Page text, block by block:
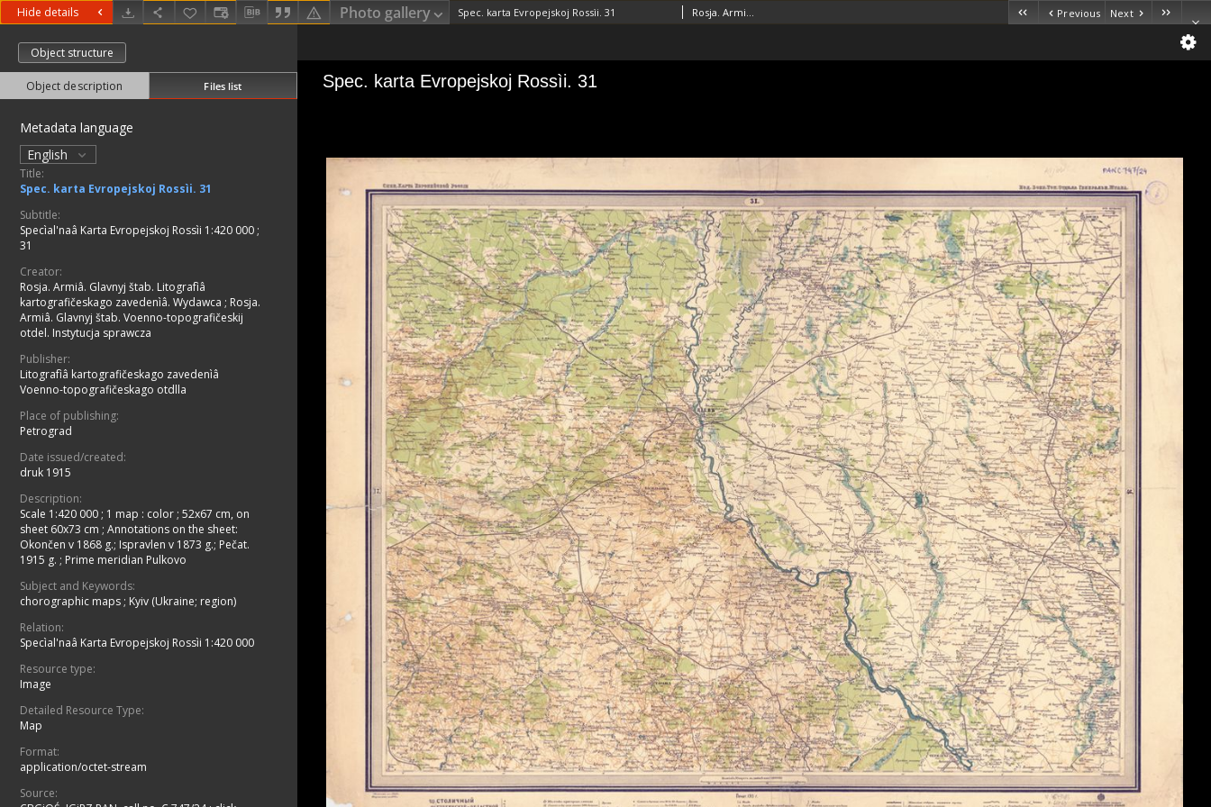
Hide details Photo gallery Spec. karta Evropejskoj Rossìi. 31 Rosja. Armiâ. Glavnyj štab. Litografìâ kartografičeskago zavedenìâ. WydawcaRosja. Armiâ. Glavnyj štab. Voenno-topografičeskij otdel. Instytucja sprawcza Previous Next
Object structure
Object description Files list
Metadata language
English
Title:
Spec. karta Evropejskoj Rossìi. 31
Subtitle:
Specìal'naâ Karta Evropejskoj Rossìi 1:420 000 ;
31
Creator:
Rosja. Armiâ. Glavnyj štab. Litografìâ
kartografičeskago zavedenìâ. Wydawca ; Rosja.
Armiâ. Glavnyj štab. Voenno-topografičeskij
otdel. Instytucja sprawcza
Publisher:
Litografìâ kartografičeskago zavedenìâ
Voenno-topografičeskago otdlla
Place of publishing:
Petrograd
Date issued/created:
druk 1915
Description:
Scale 1:420 000 ; 1 map : color ; 52x67 cm, on
sheet 60x73 cm ; Annotations on the sheet:
Okončen v 1868 g.; Ispravlen v 1873 g.; Pečat.
1915 g. ; Prime meridian Pulkovo
Subject and Keywords:
chorographic maps ; Kyiv (Ukraine; region)
Relation:
Specìal'naâ Karta Evropejskoj Rossìi 1:420 000
Resource type:
Image
Detailed Resource Type:
Map
Format:
application/octet-stream
Source: